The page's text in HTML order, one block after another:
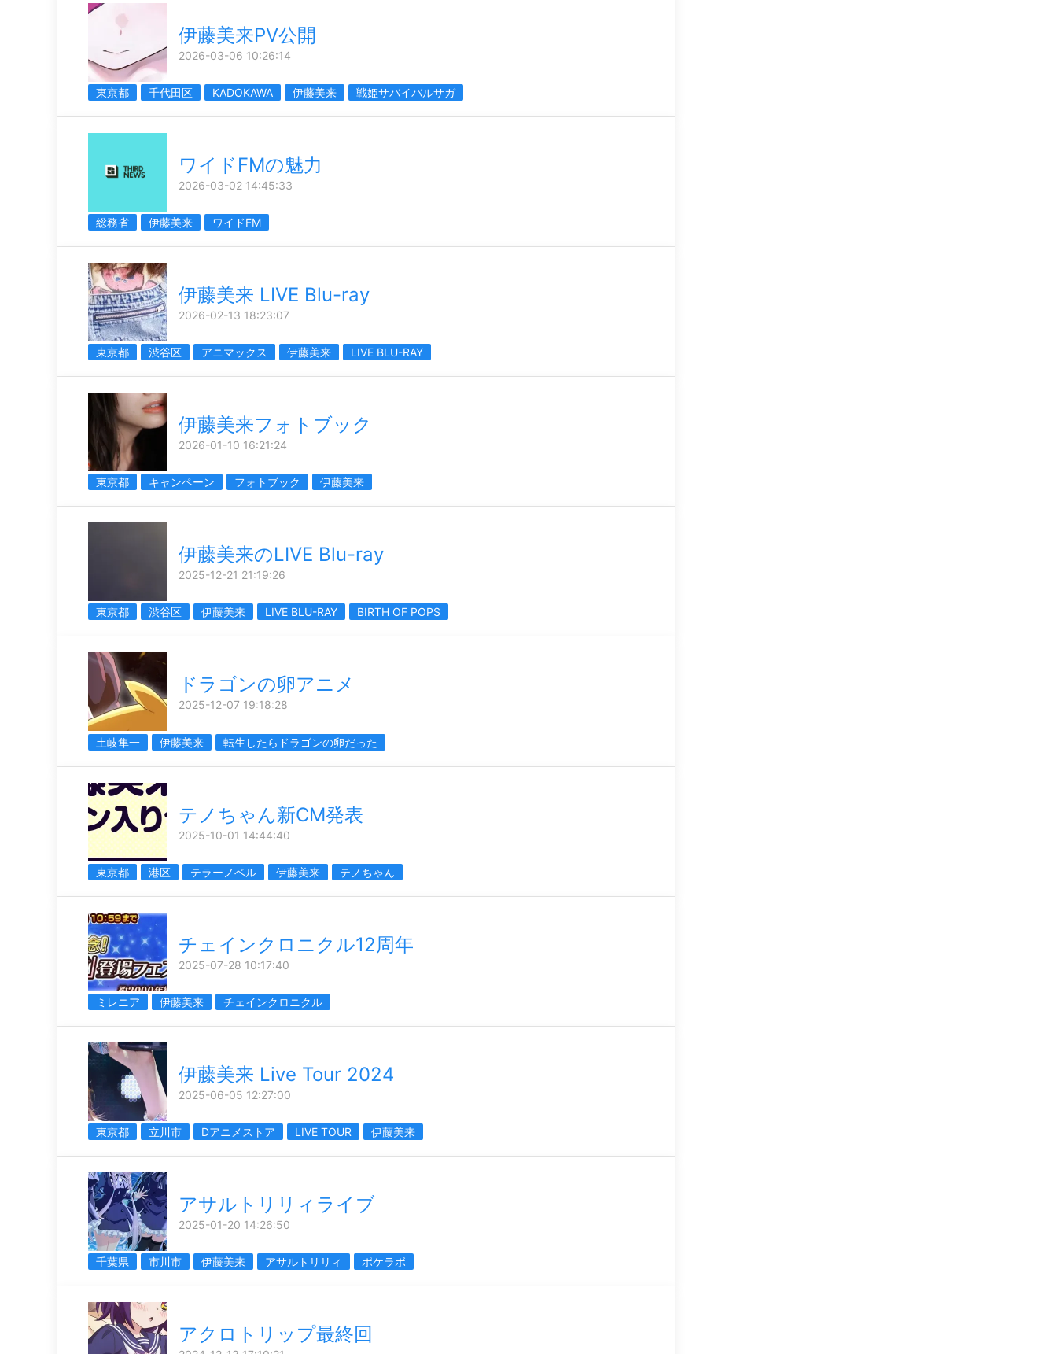
伊藤美来PV公開
2026-03-06 10:26:14
東京都 千代田区 KADOKAWA 伊藤美来 戦姫サバイバルサガ
ワイドFMの魅力
2026-03-02 14:45:33
総務省 伊藤美来 ワイドFM
伊藤美来 LIVE Blu-ray
2026-02-13 18:23:07
東京都 渋谷区 アニマックス 伊藤美来 LIVE BLU-RAY
伊藤美来フォトブック
2026-01-10 16:21:24
東京都 キャンペーン フォトブック 伊藤美来
伊藤美来のLIVE Blu-ray
2025-12-21 21:19:26
東京都 渋谷区 伊藤美来 LIVE BLU-RAY BIRTH OF POPS
ドラゴンの卵アニメ
2025-12-07 19:18:28
土岐隼一 伊藤美来 転生したらドラゴンの卵だった
テノちゃん新CM発表
2025-10-01 14:44:40
東京都 港区 テラーノベル 伊藤美来 テノちゃん
チェインクロニクル12周年
2025-07-28 10:17:40
ミレニア 伊藤美来 チェインクロニクル
伊藤美来 Live Tour 2024
2025-06-05 12:27:00
東京都 立川市 Dアニメストア LIVE TOUR 伊藤美来
アサルトリリィライブ
2025-01-20 14:26:50
千葉県 市川市 伊藤美来 アサルトリリィ ポケラボ
アクロトリップ最終回